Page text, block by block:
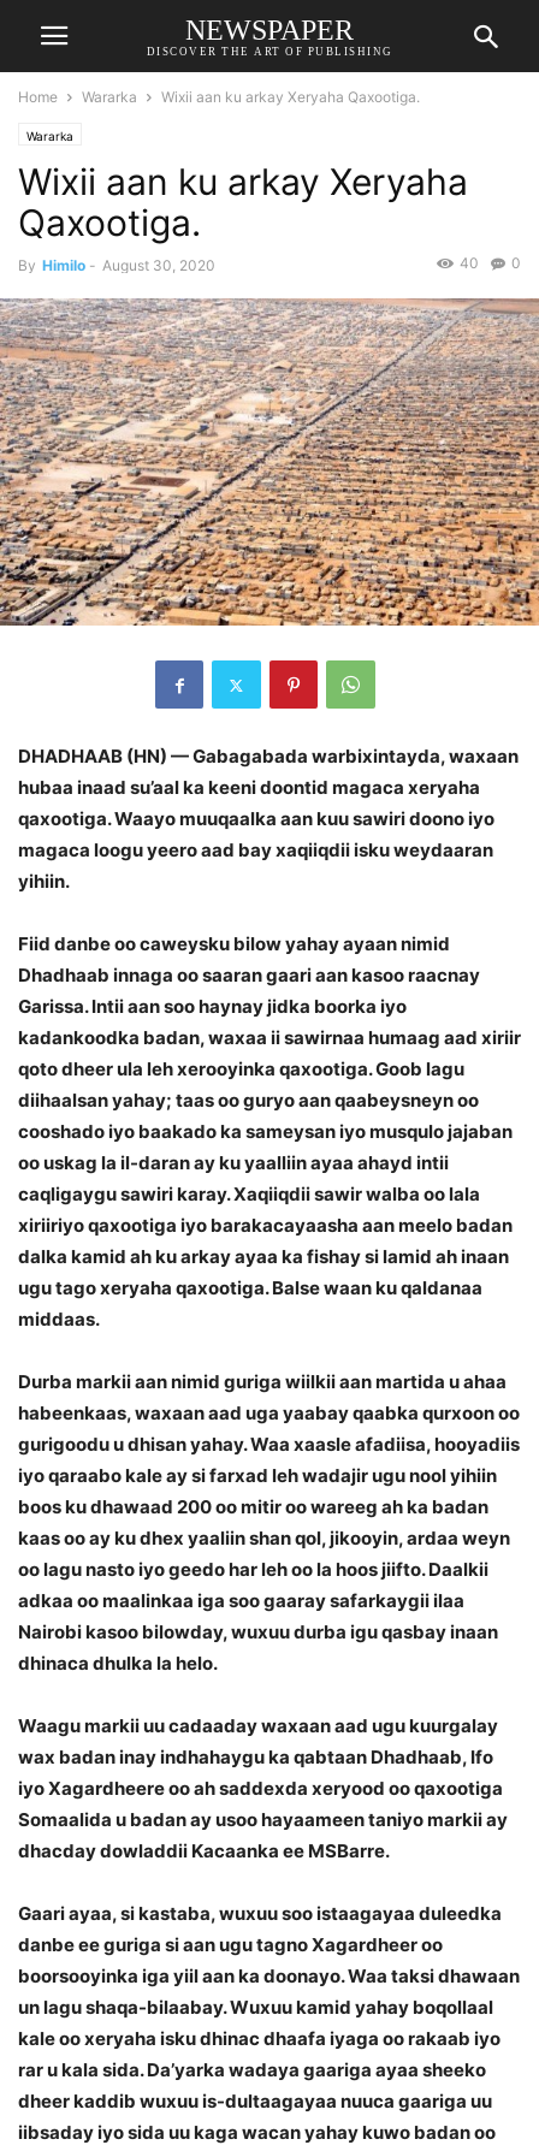
NEWSPAPER
DISCOVER THE ART OF PUBLISHING
Home Wararka Wixii aan ku arkay Xeryaha Qaxootiga.
Wararka
Wixii aan ku arkay Xeryaha
Qaxootiga.
By Himilo - August 30, 2020 0
40
DHADHAAB (HN) — Gabagabada warbixintayda, waxaan
hubaa inaad su’aal ka keeni doontid magaca xeryaha
qaxootiga. Waayo muuqaalka aan kuu sawiri doono iyo
magaca loogu yeero aad bay xaqiiqdii isku weydaaran
yihiin.
Fiid danbe oo caweysku bilow yahay ayaan nimid
Dhadhaab innaga oo saaran gaari aan kasoo raacnay
Garissa. Intii aan soo haynay jidka boorka iyo
kadankoodka badan, waxaa ii sawirnaa humaag aad xiriir
qoto dheer ula leh xerooyinka qaxootiga. Goob lagu
diihaalsan yahay; taas oo guryo aan qaabeysneyn oo
cooshado iyo baakado ka sameysan iyo musqulo jajaban
oo uskag la il-daran ay ku yaalliin ayaa ahayd intii
caqligaygu sawiri karay. Xaqiiqdii sawir walba oo lala
xiriiriyo qaxootiga iyo barakacayaasha aan meelo badan
dalka kamid ah ku arkay ayaa ka fishay si lamid ah inaan
ugu tago xeryaha qaxootiga. Balse waan ku qaldanaa
middaas.
Durba markii aan nimid guriga wiilkii aan martida u ahaa
habeenkaas, waxaan aad uga yaabay qaabka qurxoon oo
gurigoodu u dhisan yahay. Waa xaasle afadiisa, hooyadiis
iyo qaraabo kale ay si farxad leh wadajir ugu nool yihiin
boos ku dhawaad 200 oo mitir oo wareeg ah ka badan
kaas oo ay ku dhex yaaliin shan qol, jikooyin, ardaa weyn
oo lagu nasto iyo geedo har leh oo la hoos jiifto. Daalkii
adkaa oo maalinkaa iga soo gaaray safarkaygii ilaa
Nairobi kasoo bilowday, wuxuu durba igu qasbay inaan
dhinaca dhulka la helo.
Waagu markii uu cadaaday waxaan aad ugu kuurgalay
wax badan inay indhahaygu ka qabtaan Dhadhaab, Ifo
iyo Xagardheere oo ah saddexda xeryood oo qaxootiga
Somaalida u badan ay usoo hayaameen taniyo markii ay
dhacday dowladdii Kacaanka ee MSBarre.
Gaari ayaa, si kastaba, wuxuu soo istaagayaa duleedka
danbe ee guriga si aan ugu tagno Xagardheer oo
boorsooyinka iga yiil aan ka doonayo. Waa taksi dhawaan
un lagu shaqa-bilaabay. Wuxuu kamid yahay boqollaal
kale oo xeryaha isku dhinac dhaafa iyaga oo rakaab iyo
rar u kala sida. Da’yarka wadaya gaariga ayaa sheeko
dheer kaddib wuxuu is-dultaagayaa nuuca gaariga uu
iibsaday iyo sida uu kaga wacan yahay kuwo badan oo